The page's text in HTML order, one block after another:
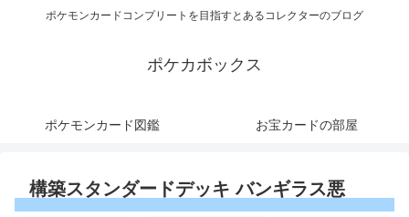
ポケモンカードコンプリートを目指すとあるコレクターのブログ
ポケカボックス
ポケモンカード図鑑 お宝カードの部屋
構築スタンダードデッキ バンギラス悪